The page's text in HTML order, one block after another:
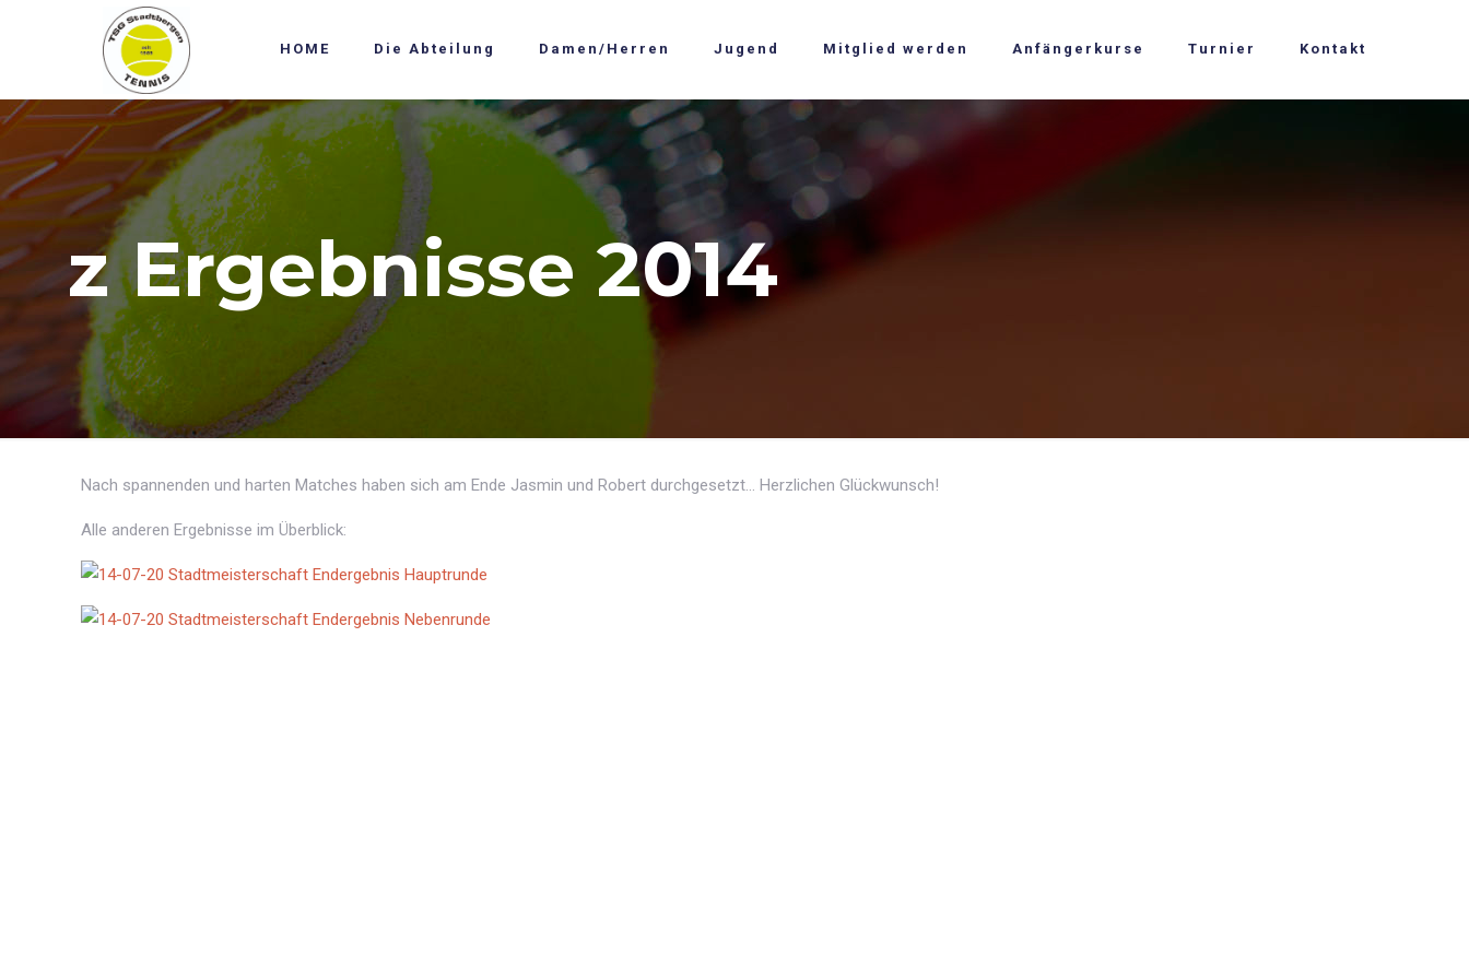
HOME Die Abteilung Damen/Herren Jugend Mitglied werden Anfängerkurse Turnier Kontakt
z Ergebnisse 2014
Nach spannenden und harten Matches haben sich am Ende Jasmin und Robert durchgesetzt… Herzlichen Glückwunsch!
Alle anderen Ergebnisse im Überblick: